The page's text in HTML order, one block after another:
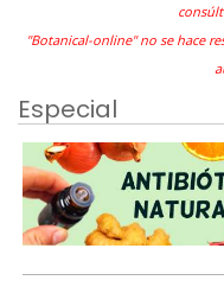
"Botanical-online" no se hace
Especial